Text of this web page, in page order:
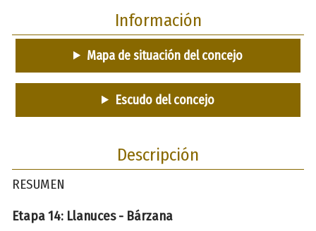
Información
Mapa de situación del concejo
Escudo del concejo
Descripción
RESUMEN
Etapa 14: Llanuces - Bárzana